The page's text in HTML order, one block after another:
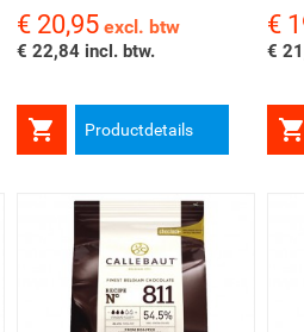
Prijs
€ 20,95 excl. btw
€ 22,84 incl. btw.
 Productdetails
Prijs
€
€
